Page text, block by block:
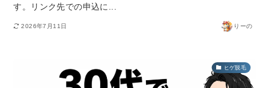
す。リンク先での申込に...
2026年7月11日 りーの
ヒゲ脱毛